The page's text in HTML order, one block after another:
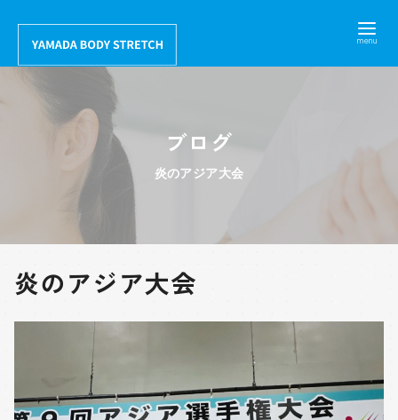
テ
ブログ
炎のアジア大会
炎のアジア大会